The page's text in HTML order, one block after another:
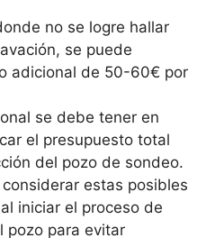
no se logre hallar
se puede
adicional de 50-60€ por
se debe tener en
el presupuesto total
del pozo de sondeo.
estas posibles
iniciar el proceso de
pozo para evitar